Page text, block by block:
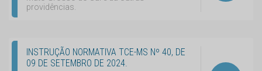
providências.
INSTRUÇÃO NORMATIVA TCE-MS Nº 40, DE
09 DE SETEMBRO DE 2024.